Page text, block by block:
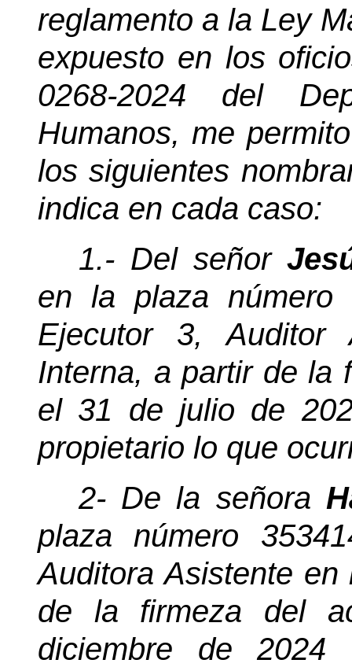
reglamento a la Ley
expuesto en los
0268-2024 del
Humanos, me
los siguientes
indica en cada caso:
1.- Del señor
en la plaza número
Ejecutor 3, Auditor
Interna, a partir de la
el 31 de julio de
propietario lo que
2- De la señora
plaza número
Auditora Asistente
de la firmeza del
diciembre de